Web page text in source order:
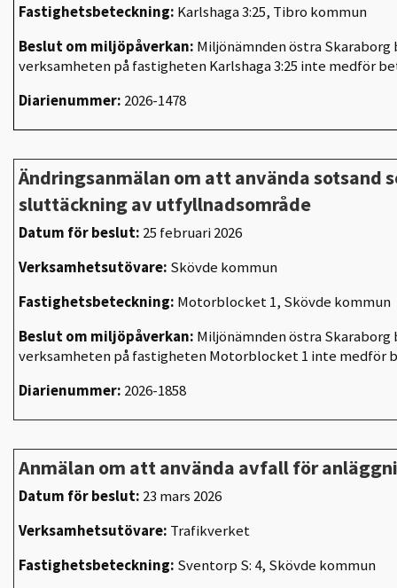
Fastighetsbeteckning: Karlshaga 3:25, Tibro kommun
Beslut om miljöpåverkan: Miljönämnden östra
verksamheten på fastigheten Karlshaga 3:25 inte medför
Diarienummer: 2026-1478
Ändringsanmälan om att använda sotsand
sluttäckning av utfyllnadsområde
Datum för beslut: 25 februari 2026
Verksamhetsutövare: Skövde kommun
Fastighetsbeteckning: Motorblocket 1, Skövde kommun
Beslut om miljöpåverkan: Miljönämnden östra
verksamheten på fastigheten Motorblocket 1 inte medför
Diarienummer: 2026-1858
Anmälan om att använda avfall för
Datum för beslut: 23 mars 2026
Verksamhetsutövare: Trafikverket
Fastighetsbeteckning: Sventorp S: 4, Skövde kommun